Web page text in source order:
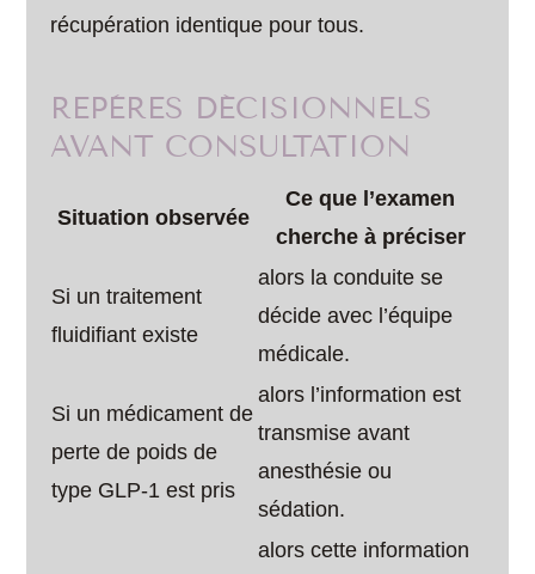
récupération identique pour tous.
REPÈRES DÉCISIONNELS
AVANT CONSULTATION
Situation observée
Ce que l’examen
cherche à préciser
Si un traitement
fluidifiant existe
alors la conduite se
décide avec l’équipe
médicale.
Si un médicament de
perte de poids de
type GLP-1 est pris
alors l’information est
transmise avant
anesthésie ou
sédation.
alors cette information